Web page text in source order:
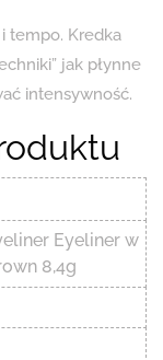
tempo. Kredka
jak płynne
intensywność.
Eyeliner w
8,4g